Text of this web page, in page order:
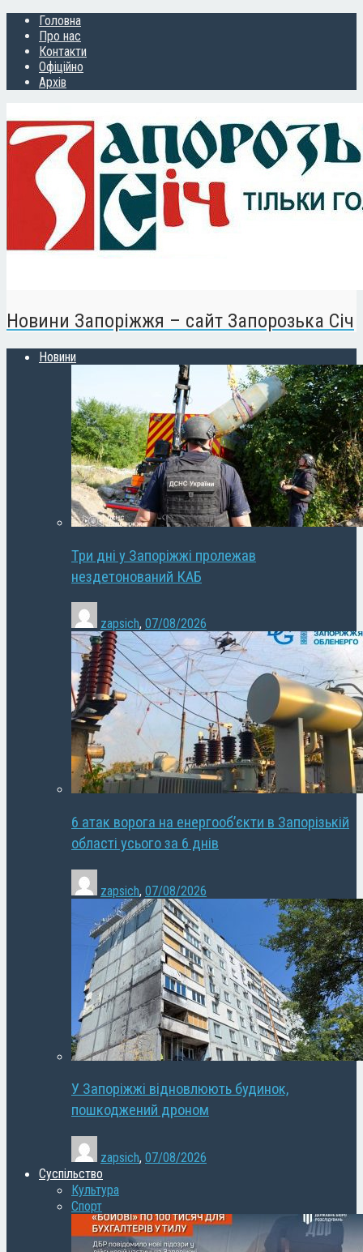
Головна
Про нас
Контакти
Офіційно
Архів
Новини Запоріжжя – сайт Запорозька Січ
Новини
Три дні у Запоріжжі пролежав
нездетонований КАБ
zapsich, 07/08/2026
6 атак ворога на енергооб’єкти в Запорізькій
області усього за 6 днів
zapsich, 07/08/2026
У Запоріжжі відновлюють будинок,
пошкоджений дроном
zapsich, 07/08/2026
Суспільство
Культура
Спорт